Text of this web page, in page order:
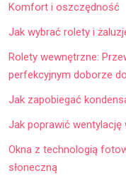
Komfort i oszczędność
Jak wybrać rolety i
Rolety wewnętrzne:
perfekcyjnym doborze
Jak zapobiegać
Jak poprawić
Okna z technologią
słoneczną